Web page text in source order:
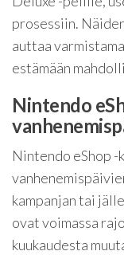
prosessiin.
auttaa
estämään
Nintendo
Nintendo eShop
kampanjan tai
ovat voimassa
kuukaudesta